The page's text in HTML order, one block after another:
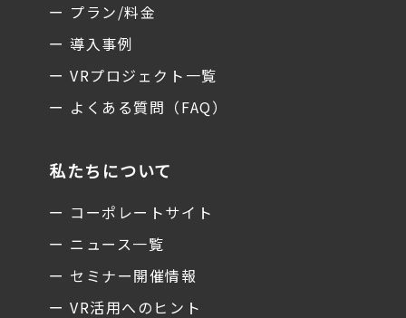
ー プラン/料金
ー 導入事例
ー VRプロジェクト一覧
ー よくある質問（FAQ）
私たちについて
ー コーポレートサイト
ー ニュース一覧
ー セミナー開催情報
ー VR活用へのヒント